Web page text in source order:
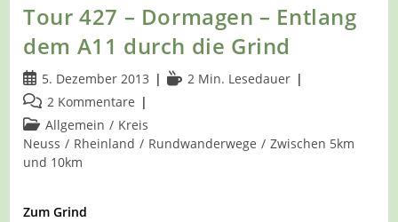
–
Auf
Dem
A1
Den
Tannenbusch
Tour 427 – Dormagen – Entlang
dem A11 durch die Grind
Beitrag
veröffentlicht:
5. Dezember 2013 Lesedauer:
2 Min. Lesedauer
Beitrags-
Kommentare:
2 Kommentare
Beitrags-
Kategorie:
Allgemein / Kreis
Neuss / Rheinland / Rundwanderwege / Zwischen 5km
und 10km
Zum Grind